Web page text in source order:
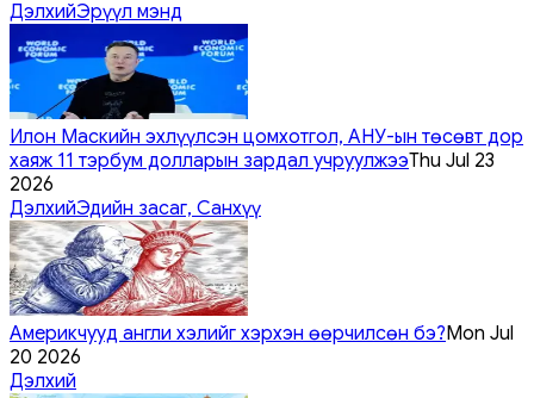
ДэлхийЭрүүл мэнд
Илон Маскийн эхлүүлсэн цомхотгол, АНУ-ын төсөвт дор
хаяж 11 тэрбум долларын зардал учруулжээThu Jul 23
2026
ДэлхийЭдийн засаг, Санхүү
Америкчууд англи хэлийг хэрхэн өөрчилсөн бэ?Mon Jul
20 2026
Дэлхий